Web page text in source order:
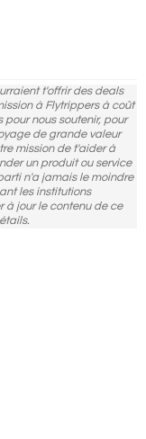
t'offrir des deals
à Flytrippers à coût
pour nous soutenir, pour
de grande valeur
mission de t'aider à
un produit ou service
n'a jamais le moindre
les institutions
à jour le contenu de ce